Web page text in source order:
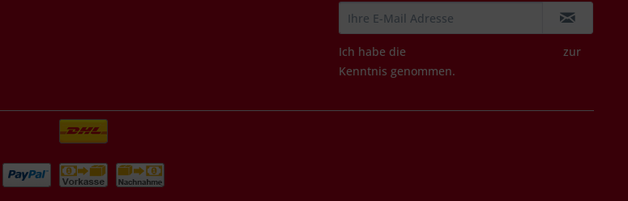
Ich habe die
zur
Kenntnis genommen.